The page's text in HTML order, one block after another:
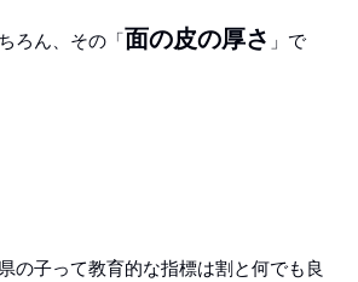
ろん、その「面の皮の厚さ 」で
の子って教育的な指標は割と何でも良